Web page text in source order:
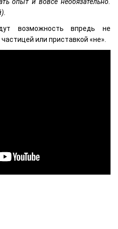
опыт и вовсе необязательно.
возможность впредь не
или приставкой «не».